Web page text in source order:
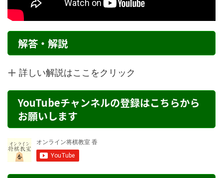
解答・解説
詳しい解説はここをクリック
YouTubeチャンネルの登録はこちらから
お願いします